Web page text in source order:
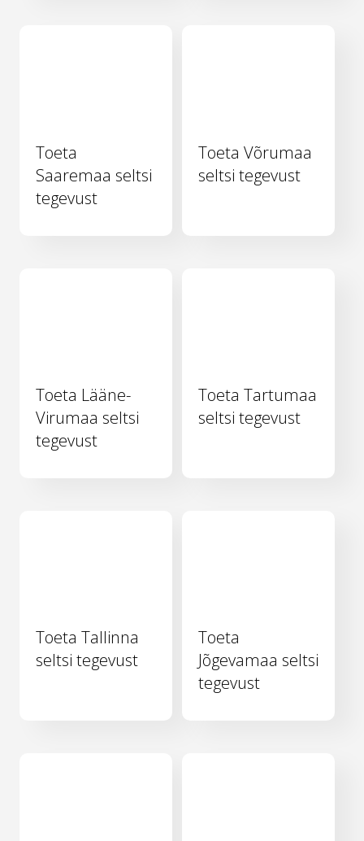
Toeta
Saaremaa seltsi
tegevust
Toeta Võrumaa
seltsi tegevust
Toeta Lääne-
Virumaa seltsi
tegevust
Toeta Tartumaa
seltsi tegevust
Toeta Tallinna
seltsi tegevust
Toeta
Jõgevamaa seltsi
tegevust